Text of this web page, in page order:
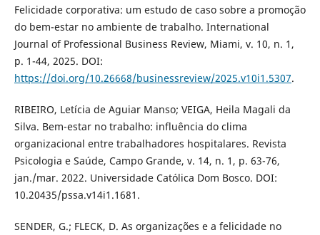
Felicidade corporativa: um estudo de caso sobre a promoção
do bem-estar no ambiente de trabalho. International
Journal of Professional Business Review, Miami, v. 10, n. 1,
p. 1-44, 2025. DOI:
https://doi.org/10.26668/businessreview/2025.v10i1.5307.
RIBEIRO, Letícia de Aguiar Manso; VEIGA, Heila Magali da
Silva. Bem-estar no trabalho: influência do clima
organizacional entre trabalhadores hospitalares. Revista
Psicologia e Saúde, Campo Grande, v. 14, n. 1, p. 63-76,
jan./mar. 2022. Universidade Católica Dom Bosco. DOI:
10.20435/pssa.v14i1.1681.
SENDER, G.; FLECK, D. As organizações e a felicidade no